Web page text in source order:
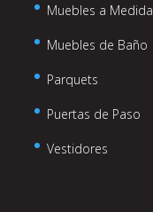
Muebles a Medida
Muebles de Baño
Parquets
Puertas de Paso
Vestidores